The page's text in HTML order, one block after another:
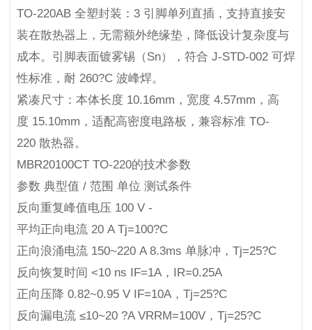
TO-220AB 全塑封装：3 引脚单列直插，支持直接安
装在散热器上，无需额外绝缘垫，降低设计复杂度与
成本。引脚表面镀雾锡（Sn），符合 J-STD-002 可焊
性标准，耐 260?C 波峰焊。
紧凑尺寸：本体长度 10.16mm，宽度 4.57mm，高
度 15.10mm，适配高密度电路板，兼容标准 TO-
220 散热器。
MBR20100CT TO-220的技术参数
参数 典型值 / 范围 单位 测试条件
反向重复峰值电压 100 V -
平均正向电流 20 A Tj=100?C
正向浪涌电流 150~220 A 8.3ms 单脉冲，Tj=25?C
反向恢复时间 <10 ns IF=1A，IR=0.25A
正向压降 0.82~0.95 V IF=10A，Tj=25?C
反向漏电流 ≤10~20 ?A VRRM=100V，Tj=25?C